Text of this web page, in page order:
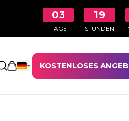
03
TAGE
19
STUNDEN
Einkaufswagen öffnen
KOSTENLOSES